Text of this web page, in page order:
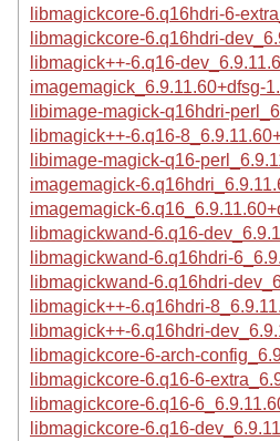
libmagickcore-6.q16hdri-6-
libmagickcore-6.q16hdri-
libmagick++-6.q16-
imagemagick_6.9.11.60+dfsg-
libimage-magick-q16hdri-
libmagick++-6.q16-
libimage-magick-q16-
imagemagick-
imagemagick-
libmagickwand-6.q16-
libmagickwand-6.q16hdri-
libmagickwand-6.q16hdri-
libmagick++-6.q16hdri-
libmagick++-6.q16hdri-
libmagickcore-6-arch-
libmagickcore-6.q16-6-
libmagickcore-6.q16-
libmagickcore-6.q16-